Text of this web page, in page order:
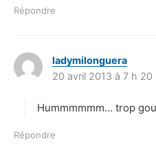
Répondre
ladymilonguera
i
20 avril 2013 à 7 h 20
Hummmmmm… trop
Répondre